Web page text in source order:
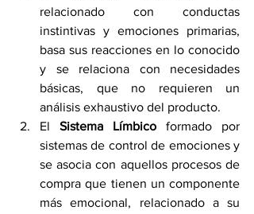
relacionado con conductas
instintivas y emociones primarias,
basa sus reacciones en lo conocido
y se relaciona con necesidades
básicas, que no requieren un
análisis exhaustivo del producto.
El Sistema Límbico formado por
sistemas de control de emociones y
se asocia con aquellos procesos de
compra que tienen un componente
más emocional, relacionado a su